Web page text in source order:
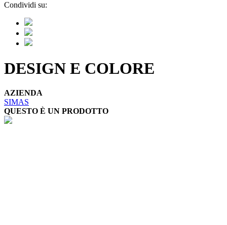
Condividi su:
DESIGN E COLORE
AZIENDA
SIMAS
QUESTO È UN PRODOTTO